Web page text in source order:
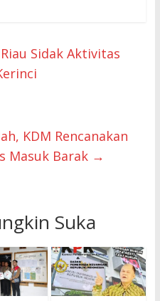
Sidak Aktivitas
KDM Rencanakan
Masuk Barak →
Suka